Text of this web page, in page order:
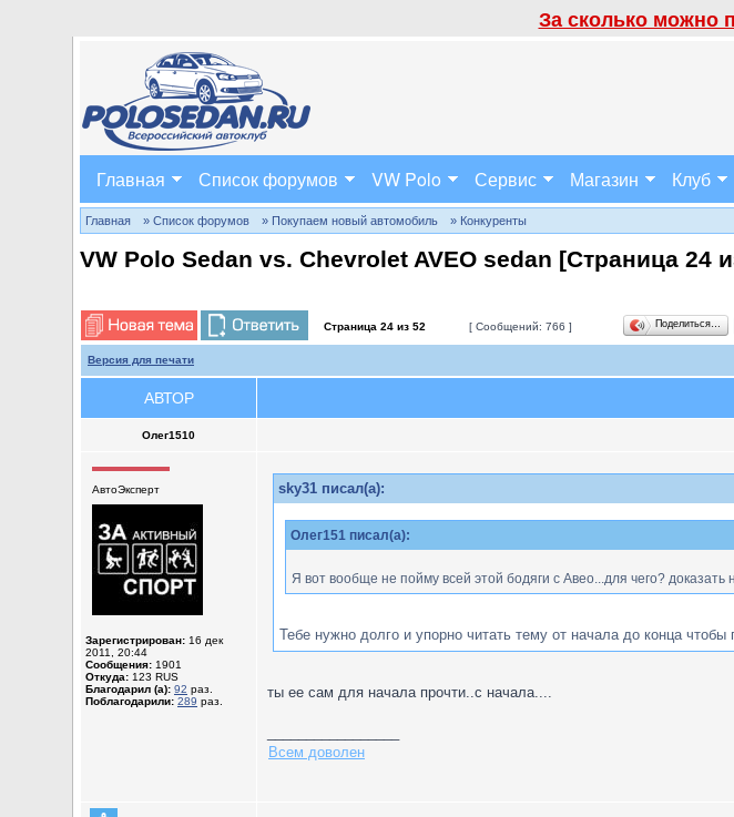
За сколько можно
Главная Список форумов VW Polo Сервис Магазин Клуб
Главная » Список форумов » Покупаем новый автомобиль » Конкуренты
VW Polo Sedan vs. Chevrolet AVEO sedan [Страница 24
Страница 24 из 52 [ Сообщений: 766 ] Поделиться…
Версия для печати
АВТОР
Олег1510
АвтоЭксперт
Зарегистрирован: 16 дек
2011, 20:44
Сообщения: 1901
Откуда: 123 RUS
Благодарил (а): 92 раз.
Поблагодарили: 289 раз.
sky31 писал(а):
Олег151 писал(а):
Я вот вообще не пойму всей этой бодяги с Авео...для чего?
Тебе нужно долго и упорно читать тему от начала до конца
ты ее сам для начала прочти..с начала....
Всем доволен